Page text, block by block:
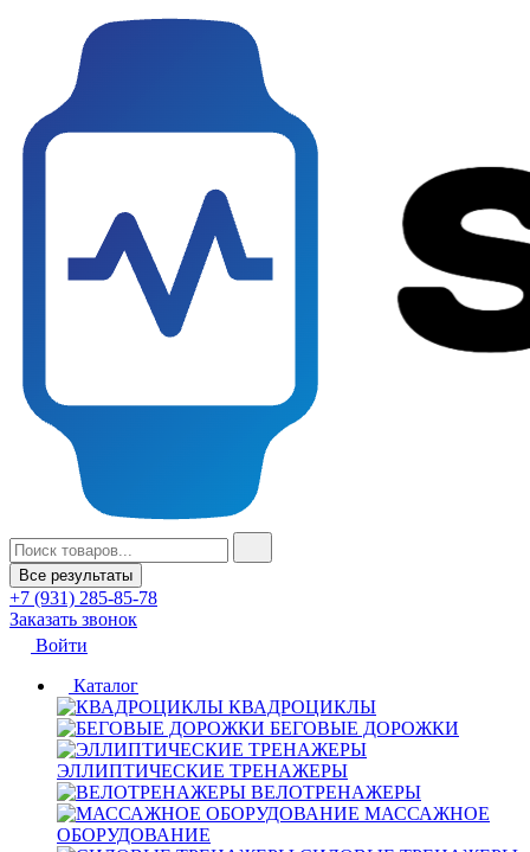
Все результаты
+7 (931) 285-85-78
Заказать звонок
Войти
Каталог
КВАДРОЦИКЛЫ
БЕГОВЫЕ ДОРОЖКИ
ЭЛЛИПТИЧЕСКИЕ ТРЕНАЖЕРЫ
ВЕЛОТРЕНАЖЕРЫ
МАССАЖНОЕ
ОБОРУДОВАНИЕ